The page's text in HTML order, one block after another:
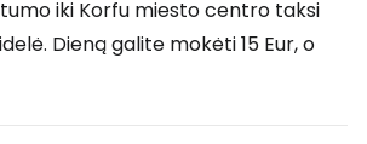
iki Korfu miesto centro taksi
Dieną galite mokėti 15 Eur, o